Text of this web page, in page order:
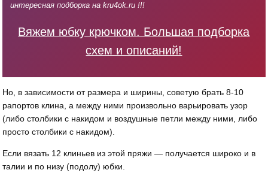
интересная подборка на kru4ok.ru !!!
Вяжем юбку крючком. Большая подборка
схем и описаний!
Но, в зависимости от размера и ширины, советую брать 8-10
рапортов клина, а между ними произвольно варьировать узор
(либо столбики с накидом и воздушные петли между ними, либо
просто столбики с накидом).
Если вязать 12 клиньев из этой пряжи — получается широко и в
талии и по низу (подолу) юбки.